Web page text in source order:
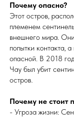
Почему опасно?
Этот остров,
племенем
внешнего мира.
попытки контакта,
опасной. В 2018
Чау был убит
остров.
Почему не стоит
- Угроза жизни: